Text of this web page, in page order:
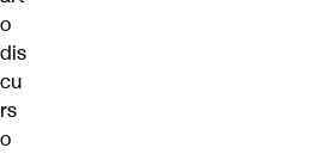
o
dis
cu
rs
o